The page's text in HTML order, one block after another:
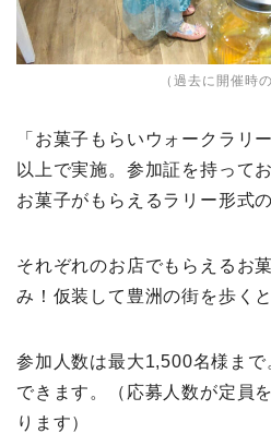
（過去に開催時
「お菓子もらいウォークラリ
以上で実施。参加証を持って
お菓子がもらえるラリー形式
それぞれのお店でもらえるお
み！仮装して豊洲の街を歩く
参加人数は最大1,500名様ま
できます。（応募人数が定員
ります）